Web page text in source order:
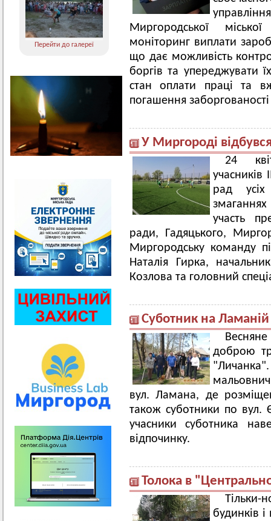
Перейти до галереї
Миргородської
моніторинг виплати
що дає можливість
боргів та упереджувати
стан оплати праці та
погашення
У Миргороді
24
учасників
рад усіх
участь
ради, Гадяцького,
Миргородську команду
Наталія Гирка,
Козлова та головний
Суботник на Ламаній
доброю
вул. Ламана, де
також суботники по вул.
учасники суботника
відпочинку.
Толока в
будинків